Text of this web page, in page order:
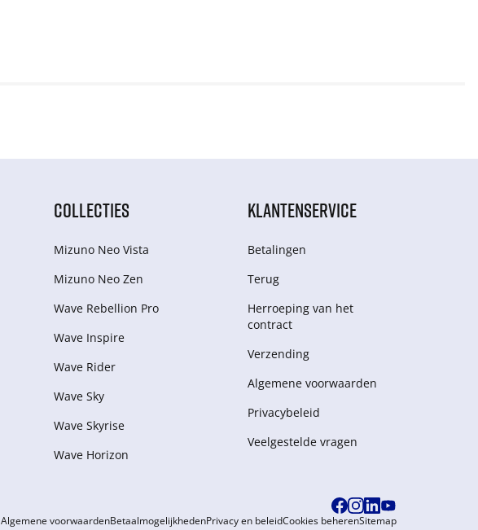
COLLECTIES
Mizuno Neo Vista
Mizuno Neo Zen
Wave Rebellion Pro
Wave Inspire
Wave Rider
Wave Sky
Wave Skyrise
Wave Horizon
KLANTENSERVICE
Betalingen
Terug
Herroeping van het
contract
Verzending
Algemene voorwaarden
Privacybeleid
Veelgestelde vragen
Algemene voorwaardenBetaalmogelijkhedenPrivacy en beleidCookies beherenSitemap